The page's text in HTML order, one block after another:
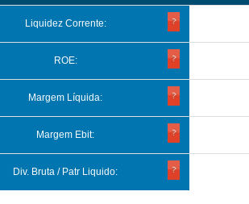
Liquidez Corrente:
ROE:
Margem Líquida:
Margem Ebit:
Div. Bruta / Patr Liquido: